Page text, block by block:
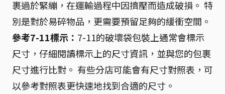
裹過於緊繃，在運輸過程中因擠壓而造成破損。 特
別是對於易碎物品，更需要預留足夠的緩衝空間。
參考7-11標示： 7-11的破壞袋包裝上通常會標示
尺寸，仔細閱讀標示上的尺寸資訊，並與您的包裹
尺寸進行比對。 有些分店可能會有尺寸對照表，可
以參考對照表更快速地找到合適的尺寸。